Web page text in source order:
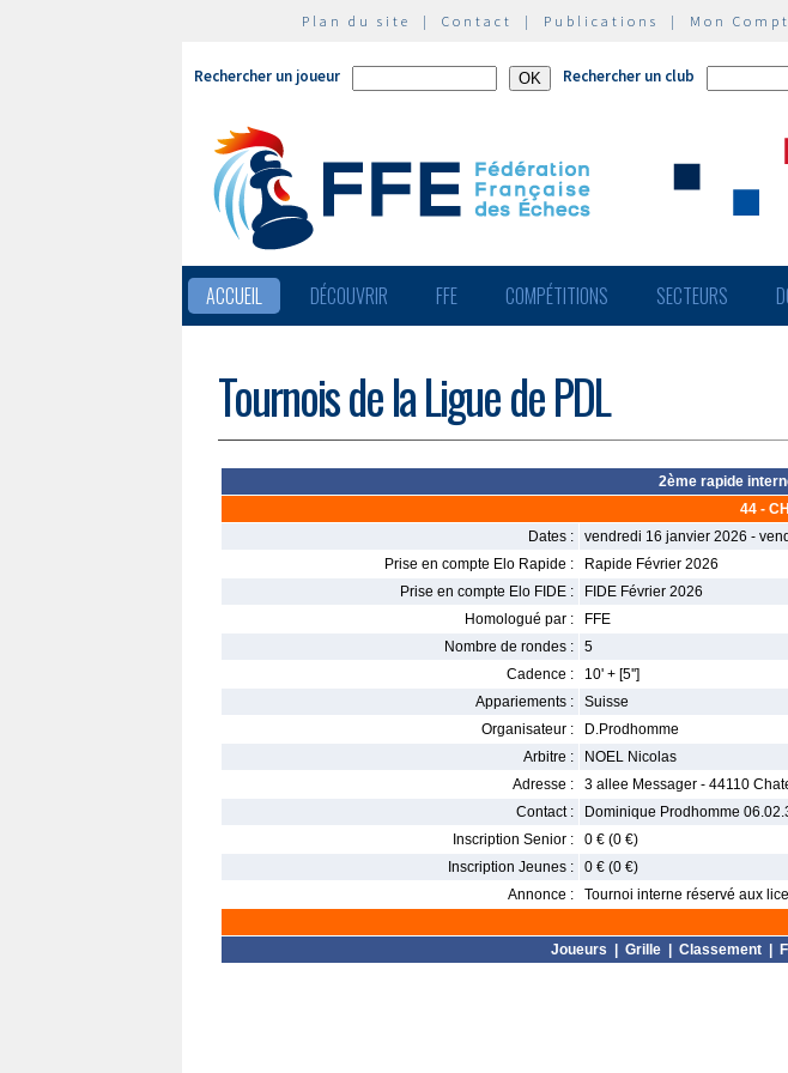
Plan du site | Contact | Publications | Mon
Rechercher un joueur Rechercher un club
ACCUEIL DÉCOUVRIR FFE COMPÉTITIONS SECTEURS
Tournois de la Ligue de PDL
2ème rapide
44 -
Dates :
vendredi 16 janvier 2026 -
Prise en compte Elo Rapide :
Rapide Février 2026
Prise en compte Elo FIDE :
FIDE Février 2026
Homologué par :
FFE
Nombre de rondes :
5
Cadence :
10' + [5'']
Appariements :
Suisse
Organisateur :
D.Prodhomme
Arbitre :
NOEL Nicolas
Adresse :
3 allee Messager - 44110
Contact :
Dominique Prodhomme
Inscription Senior :
0 € (0 €)
Inscription Jeunes :
0 € (0 €)
Annonce :
Tournoi interne réservé aux
Joueurs Grille Classement